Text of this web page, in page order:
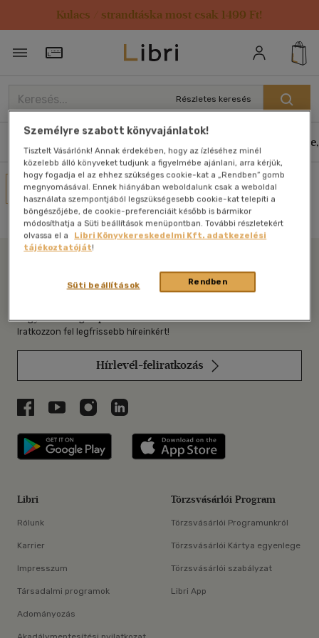
Kulacs / strandtáska most csak 1499 Ft!
Törzsvásárlói Kártya adatai
Részletes keresés
Művei
Nincs találat
Libri
Legyen mindig képben az irodalommal!
Iratkozzon fel legfrissebb híreinkért!
Hírlevél-feliratkozás
Libri a Facebookon
Libri a Youtube-on
Libri az Instagramon
Libri a LinkedInen
Libri applikáció Szerezd meg: Google
Libri
Rólunk
Karrier
Impresszum
Társadalmi programok
Adományozás
Törzsvásárlói Program
Törzsvásárlói Programunkról
Törzsvásárlói Kártya egyenlege
Törzsvásárlói szabályzat
Libri App
Személyre szabott könyvajánlatok!
Tisztelt Vásárlónk! Annak érdekében, hogy az ízléséhez minél
közelebb álló könyveket tudjunk a figyelmébe ajánlani, arra kérjük,
hogy fogadja el az ehhez szükséges cookie-kat a „Rendben” gomb
megnyomásával. Ennek hiányában weboldalunk csak a weboldal
használata szempontjából legszükségesebb cookie-kat telepíti a
böngészőjébe, de cookie-preferenciáit később is bármikor
módosíthatja a Süti beállítások menüpontban. További részletekért
olvassa el a
Libri Könyvkereskedelmi Kft. adatkezelési
tájékoztatóját!
Rendben
Süti beállítások